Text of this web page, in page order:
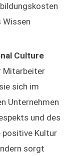
Culture
Mitarbeiter
sich im
Unternehmen
und des
positive Kultur
sorgt